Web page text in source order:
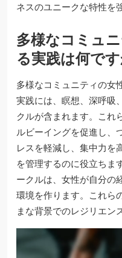
ネスのユニークな特性を
多様なコミュ
る実践は何です
多様なコミュニティの女
実践には、瞑想、深呼吸
クルが含まれます。これ
ルビーイングを促進し、
レスを軽減し、集中力を
を管理するのに役立ちま
ークルは、女性が自分の
環境を作ります。これら
まな背景でのレジリエン